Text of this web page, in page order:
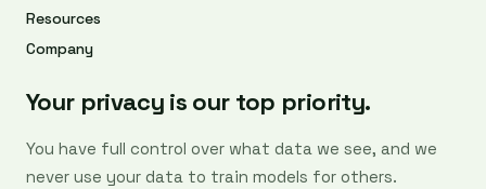
Resources
Company
Your privacy is our top priority.
You have full control over what data we see, and we
never use your data to train models for others.